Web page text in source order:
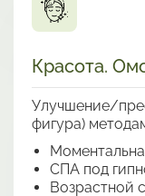
Красота.
Улучшение/
фигура)
СПА под
Возрастной